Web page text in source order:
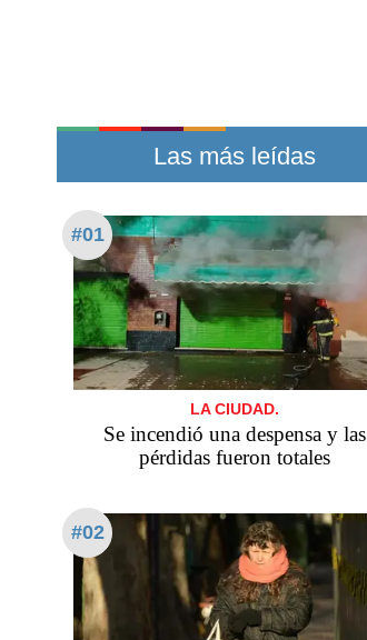
Las más leídas
#01
LA CIUDAD.
Se incendió una despensa y las
pérdidas fueron totales
#02